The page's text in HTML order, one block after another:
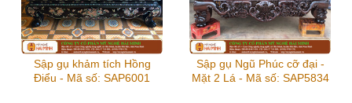
Sập gụ khảm tích Hồng
Điểu - Mã số: SAP6001
Sập gụ Ngũ Phúc cỡ đại -
Mặt 2 Lá - Mã số: SAP5834